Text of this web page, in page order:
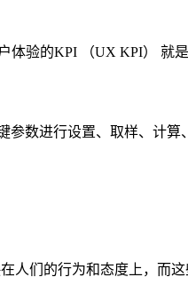
验的KPI （UX KPI） 就是
参数进行设置、取样、计
人们的行为和态度上，而